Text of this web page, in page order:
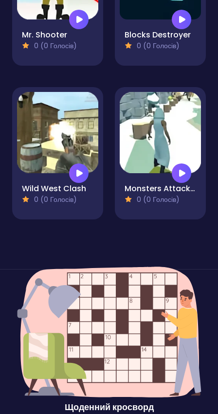
Mr. Shooter
0 (0 Голосів)
Blocks Destroyer
0 (0 Голосів)
Wild West Clash
0 (0 Голосів)
Monsters Attack Shooter
0 (0 Голосів)
Щоденний кросворд